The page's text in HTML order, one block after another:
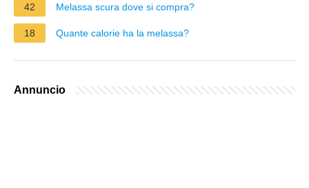
42 Melassa scura dove si compra?
18 Quante calorie ha la melassa?
Annuncio